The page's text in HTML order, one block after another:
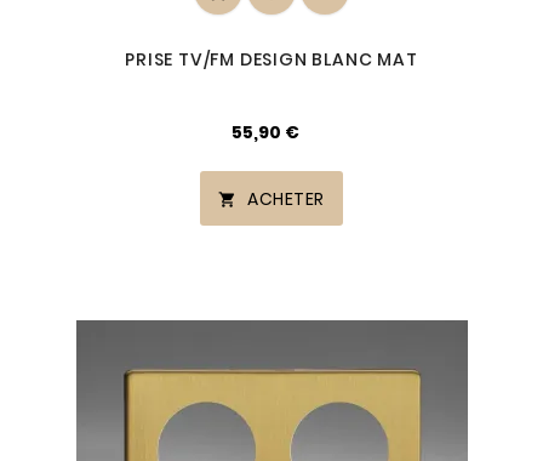
PRISE TV/FM DESIGN BLANC MAT
55,90 €
 ACHETER